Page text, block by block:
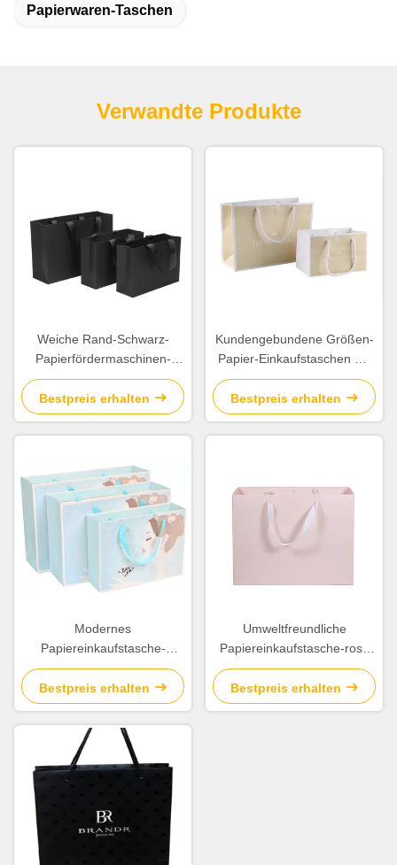
Papierwaren-Taschen
Verwandte Produkte
Weiche Rand-Schwarz-
Papierfördermaschinen-
Taschen, aufbereitetes
Geschenk sackt die
verschiedene verfügbare
Form ein
Bestpreis erhalten
Kundengebundene Größen-
Papier-Einkaufstaschen mit
Seidenband-/Kreis-Rohr-
Griff
Bestpreis erhalten
Modernes
Papiereinkaufstasche-
Kunstdruckpapier-Material
irgendein Logo verfügbar
Bestpreis erhalten
Umweltfreundliche
Papiereinkaufstasche-rosa
Farbe mit Twill-Baumwollseil-
Griff
Bestpreis erhalten